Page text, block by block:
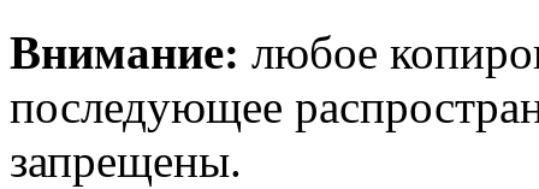
Внимание: любое
последующее
запрещены.